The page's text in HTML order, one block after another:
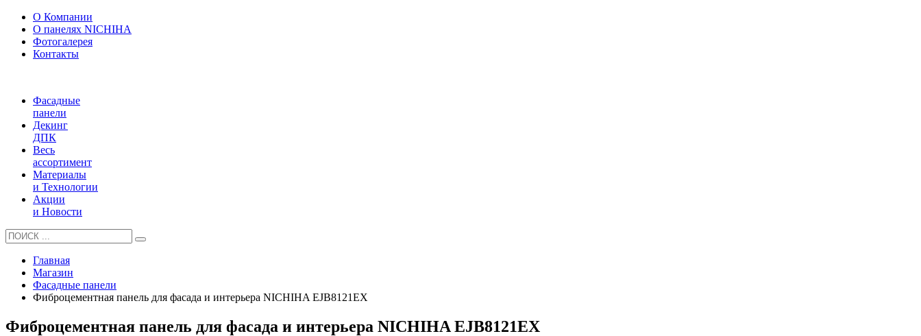
О Компании
О панелях NICHIHA
Фотогалерея
Контакты
Фасадные
панели
Декинг
ДПК
Весь
ассортимент
Материалы
и Технологии
Акции
и Новости
Главная
Магазин
Фасадные панели
Фиброцементная панель для фасада и интерьера NICHIHA EJB8121EX
Фиброцементная панель для фасада и интерьера NICHIHA EJB8121EX